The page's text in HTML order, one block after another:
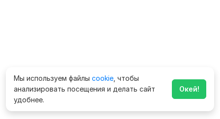
Мы используем файлы cookie , чтобы
анализировать посещения и делать сайт
удобнее.
Окей!